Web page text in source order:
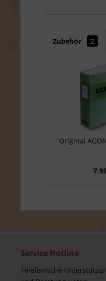
Zubehör 2
Original
Service Hotline
Telefonische